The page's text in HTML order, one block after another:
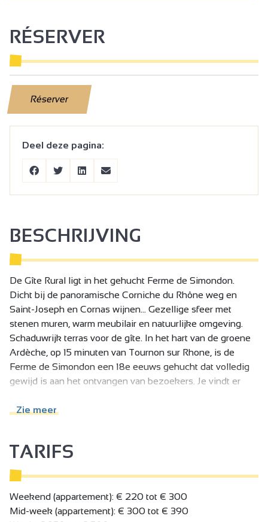
RÉSERVER
Réserver
Deel deze pagina:
BESCHRIJVING
De Gîte Rural ligt in het gehucht Ferme de Simondon.
Dicht bij de panoramische Corniche du Rhône weg en
Saint-Joseph en Cornas wijnen... Gezellige sfeer met
stenen muren, warm meubilair en natuurlijke omgeving.
Schaduwrijk terras voor de gîte. In het hart van de groene
Ardèche, op 15 minuten van Tournon sur Rhone, is de
Ferme de Simondon een 18e eeuws gehucht dat volledig
gewijd is aan het ontvangen van bezoekers. Je vindt er
plezieren!
je in een gezellige, familiale sfeer. Panoramisch uitzicht
over de Rhônevallei en de Vercors, verwarmd zwembad in
het seizoen, speeltuinen en speelzaal beschikbaar,
vertrekpunt voor wandelingen.
Zie meer
TARIFS
Weekend (appartement): € 220 tot € 300
Mid-week (appartement): € 300 tot € 390